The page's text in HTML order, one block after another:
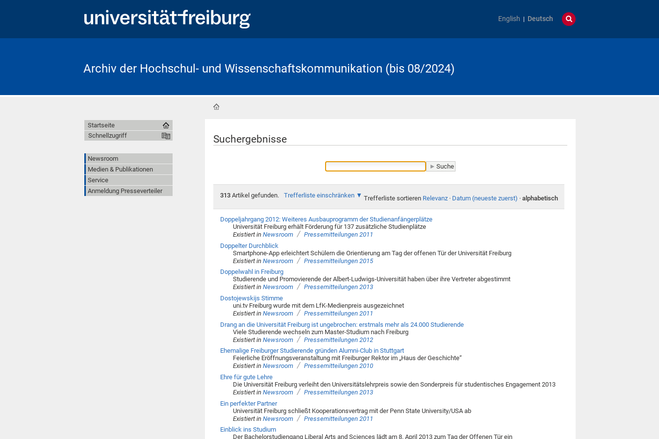
English Deutsch
Archiv der Hochschul- und Wissenschaftskommunikation (bis 08/2024)
Suchergebnisse
313Artikel gefunden. Trefferliste einschränken Trefferliste sortieren Relevanz · Datum (neueste zuerst) · alphabetisch
Doppeljahrgang 2012: Weiteres Ausbauprogramm der Studienanfängerplätze
Universität Freiburg erhält Förderung für 137 zusätzliche Studienplätze
Existiert in Newsroom / Pressemitteilungen 2011
Doppelter Durchblick
Smartphone-App erleichtert Schülern die Orientierung am Tag der offenen Tür der Universität Freiburg
Existiert in Newsroom / Pressemitteilungen 2015
Doppelwahl in Freiburg
Studierende und Promovierende der Albert-Ludwigs-Universität haben über ihre Vertreter abgestimmt
Existiert in Newsroom / Pressemitteilungen 2013
Dostojewskijs Stimme
uni.tv Freiburg wurde mit dem LfK-Medienpreis ausgezeichnet
Existiert in Newsroom / Pressemitteilungen 2011
Drang an die Universität Freiburg ist ungebrochen: erstmals mehr als 24.000 Studierende
Viele Studierende wechseln zum Master-Studium nach Freiburg
Existiert in Newsroom / Pressemitteilungen 2012
Ehemalige Freiburger Studierende gründen Alumni-Club in Stuttgart
Feierliche Eröffnungsveranstaltung mit Freiburger Rektor im „Haus der Geschichte“
Existiert in Newsroom / Pressemitteilungen 2010
Ehre für gute Lehre
Die Universität Freiburg verleiht den Universitätslehrpreis sowie den Sonderpreis für studentisches Engagement 2013
Existiert in Newsroom / Pressemitteilungen 2013
Ein perfekter Partner
Universität Freiburg schließt Kooperationsvertrag mit der Penn State University/USA ab
Existiert in Newsroom / Pressemitteilungen 2011
Einblick ins Studium
Der Bachelorstudiengang Liberal Arts and Sciences lädt am 8. April 2013 zum Tag der Offenen Tür ein
Startseite
Schnellzugriff
Newsroom
Medien & Publikationen
Service
Anmeldung Presseverteiler